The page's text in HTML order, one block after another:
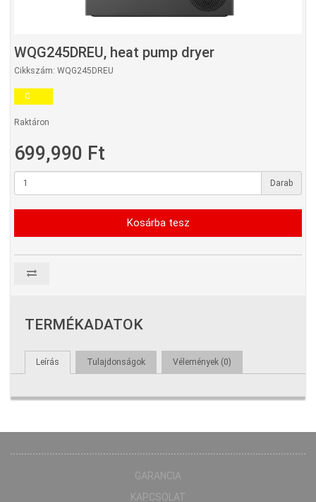
WQG245DREU, heat pump dryer
Cikkszám: WQG245DREU
C
Raktáron
699,990 Ft
Darab
Kosárba tesz
TERMÉKADATOK
Leírás Tulajdonságok Vélemények (0)
GARANCIA
KAPCSOLAT